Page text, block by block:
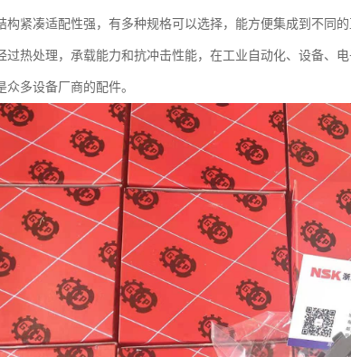
构紧凑适配性强，有多种规格可以选择，能方便集成到不同
过热处理，承载能力和抗冲击性能，在工业自动化、设备、
众多设备厂商的配件。